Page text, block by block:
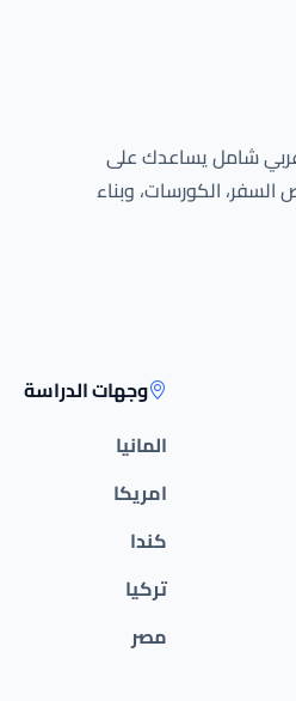
شامل يساعدك على
السفر، الكورسات، وبناء
وجهات الدراسة
المانيا
امريكا
كندا
تركيا
مصر